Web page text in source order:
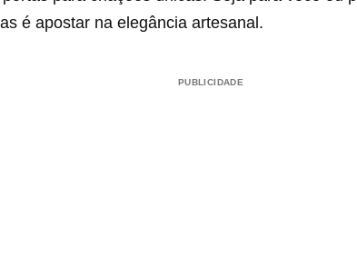
é apostar na elegância artesanal.
PUBLICIDADE